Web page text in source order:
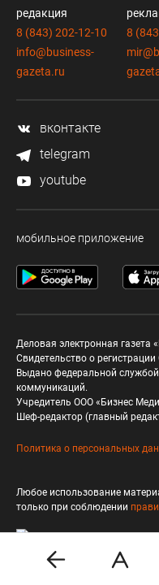
редакция
8 (843) 202-12-10
info@business-
gazeta.ru
8
вконтакте
telegram
youtube
мобильное приложение
Деловая электронная газета
Свидетельство о
Выдано федеральной
коммуникаций.
Учредитель ООО «Бизнес
Шеф-редактор (главный
Политика о персональных
Любое использование
только при соблюдении